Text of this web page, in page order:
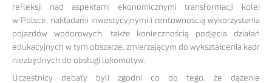
refleksji nad aspektami ekonomicznymi transformacji kolei
w Polsce, nakładami inwestycyjnymi i rentownością wykorzystania
pojazdów wodorowych, także koniecznością podjęcia działań
edukacyjnych w tym obszarze, zmierzającym do wykształcenia kadr
niezbędnych do obsługi lokomotyw.
Uczestnicy debaty byli zgodni co do tego, że dążenie